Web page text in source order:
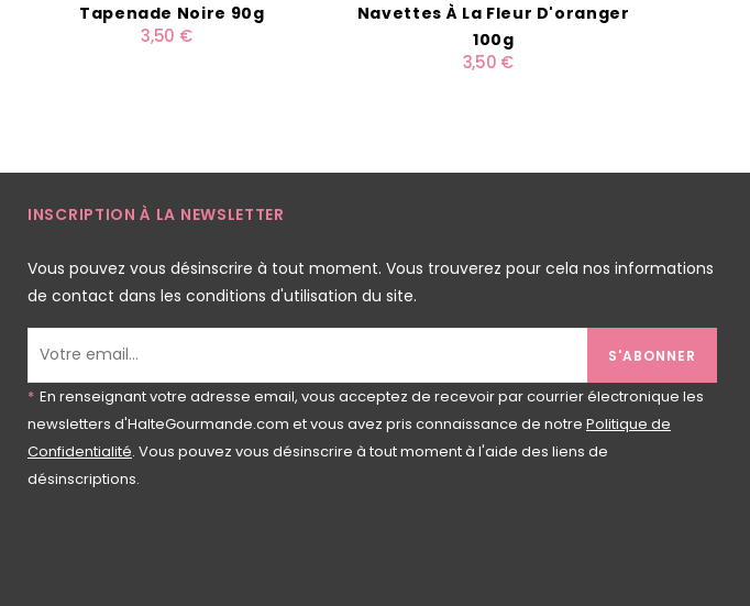
Tapenade Noire 90g
3,50 €
Navettes À La Fleur D'oranger
100g
3,50 €
INSCRIPTION À LA NEWSLETTER
Vous pouvez vous désinscrire à tout moment. Vous trouverez pour cela nos informations
de contact dans les conditions d'utilisation du site.
S'ABONNER
* En renseignant votre adresse email, vous acceptez de recevoir par courrier électronique les
newsletters d'HalteGourmande.com et vous avez pris connaissance de notre Politique de
Confidentialité. Vous pouvez vous désinscrire à tout moment à l'aide des liens de
désinscriptions.